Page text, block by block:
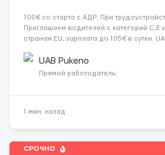
100€ со старта c АДР. При
Приглашаем водителей с категорий С,Е
странам EU, зарплата до 105€ в сутки.
и понятным графиком и
парк...
UAB Pukeno
Прямой работодатель
1 мин. назад
СРОЧНО